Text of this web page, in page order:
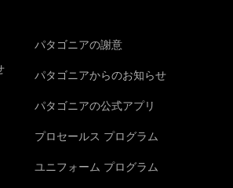
パタゴニアの謝意
パタゴニアからのお知らせ
パタゴニアの公式アプリ
プロセールス プログラム
ユニフォーム プログラム